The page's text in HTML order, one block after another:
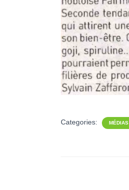
Categories: MÉDIAS